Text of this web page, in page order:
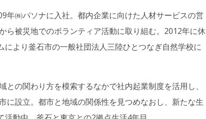
年㈱パソナに入社。都内企業に向けた人材サービスの営
ら被災地でのボランティア活動に取り組む。2012年に休
により釜石市の一般社団法人三陸ひとつなぎ自然学校に
の関わり方を模索するなかで社内起業制度を活用し、
に設立。都市と地域の関係性を見つめなおし、新たな生